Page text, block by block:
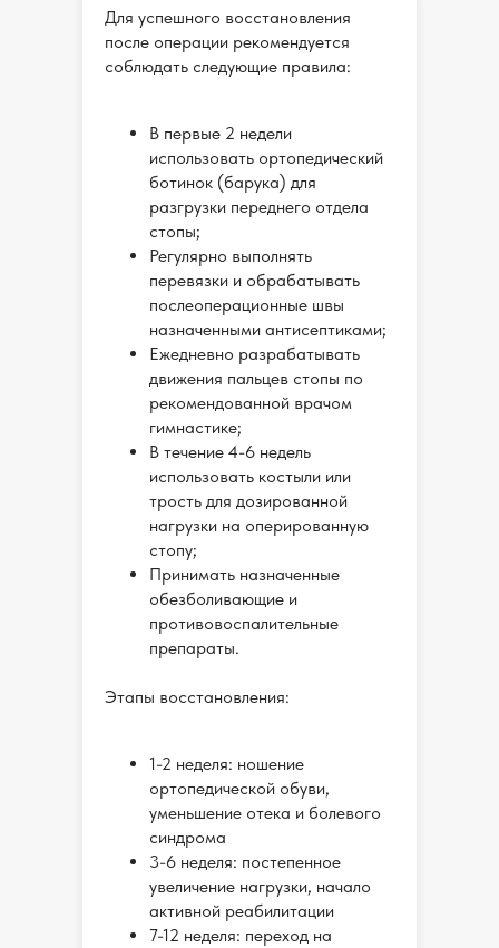
Для успешного восстановления
после операции рекомендуется
соблюдать следующие правила:
В первые 2 недели
использовать ортопедический
ботинок (барука) для
разгрузки переднего отдела
стопы;
Регулярно выполнять
перевязки и обрабатывать
послеоперационные швы
назначенными антисептиками;
Ежедневно разрабатывать
движения пальцев стопы по
рекомендованной врачом
гимнастике;
В течение 4-6 недель
использовать костыли или
трость для дозированной
нагрузки на оперированную
стопу;
Принимать назначенные
обезболивающие и
противовоспалительные
препараты.
Этапы восстановления:
1-2 неделя: ношение
ортопедической обуви,
уменьшение отека и болевого
синдрома
3-6 неделя: постепенное
увеличение нагрузки, начало
активной реабилитации
7-12 неделя: переход на